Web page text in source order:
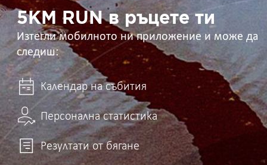
ти 5KM RUN в ръцете ти
Изтегли мобилното ни приложение и може да
следиш:
Календар на събития
Персонална статистика
Резултати от бягане